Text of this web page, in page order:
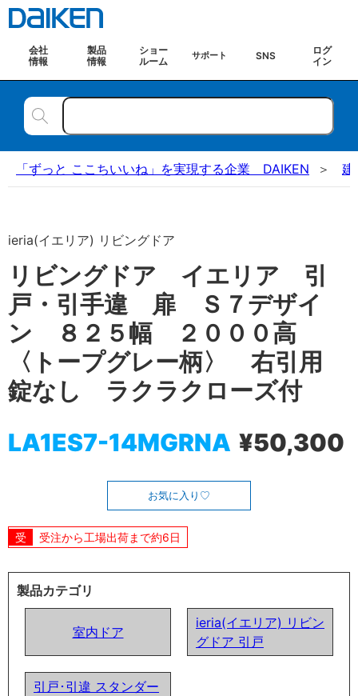
会社
情報
製品
情報
ショー
ルーム
サポート SNS
ログ
イン
「ずっと ここちいいね」を実現する企業 DAIKEN 建
ieria(イエリア) リビングドア
リビングドア イエリア 引
戸・引手違 扉 Ｓ７デザイ
ン ８２５幅 ２０００高
〈トープグレー柄〉 右引用
錠なし ラクラクローズ付
LA1ES7-14MGRNA ¥50,300
お気に入り
受注から工場出荷まで約6日
製品カテゴリ
室内ドア
ieria(イエリア) リビン
グドア 引戸
引戸･引違 スタンダー